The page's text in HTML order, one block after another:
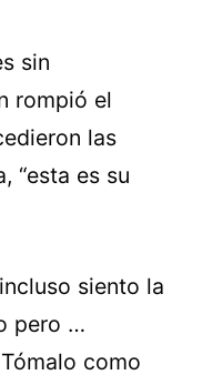
sin
rompió el
las
“esta es su
siento la
pero …
como